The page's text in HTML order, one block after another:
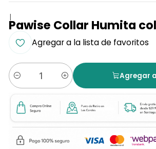
|
Pawise Collar Humita
Agregar a la lista de favoritos
Cantidad
Agregar